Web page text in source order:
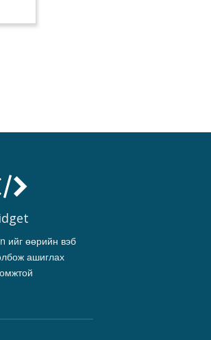
ийг өөрийн вэб
ашиглах